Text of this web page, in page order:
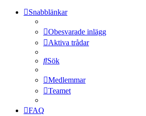
Snabblänkar
Obesvarade inlägg
Aktiva trådar
Sök
Medlemmar
Teamet
FAQ